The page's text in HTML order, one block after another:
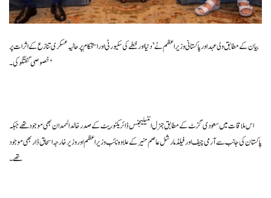
بیان کے مطابق ولی عہد اور پاکستانی وزیراعظم نے ’دنیا اور خطے کی سکیورٹی اور استحکام پر حالیہ عسکری تنازع کے اثرات پر
خصوصی گفتگو کی۔‘
اس ملاقات میں سعودی گزٹ کے مطابق جنرل انٹیلیجنس ڈائریکٹوریٹ کے صدر خالد الہمدان بھی موجود تھے جبکہ
پاکستان کی جانب سے آرمی چیف اور فیلڈ مارشل عاصم منیر کے علاوہ نائب وزیر اعظم اور وزیر خارجہ اسحاق ڈار بھی موجود
تھے۔